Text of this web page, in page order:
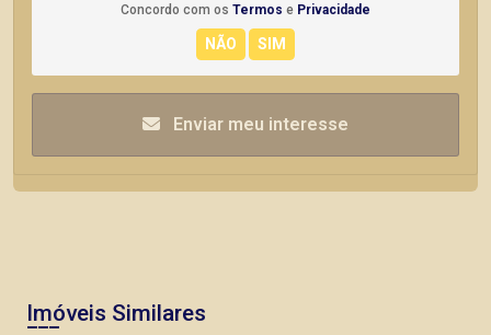
Concordo com os Termos e Privacidade
Enviar meu interesse
Imóveis Similares